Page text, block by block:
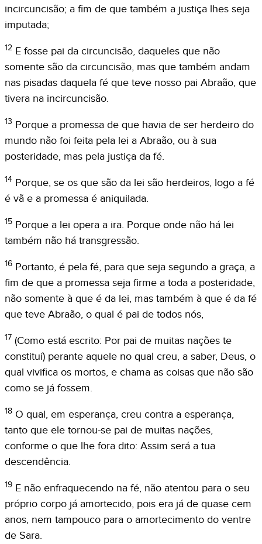
incircuncisão; a fim de que também a justiça lhes seja
imputada;
12 E fosse pai da circuncisão, daqueles que não
somente são da circuncisão, mas que também andam
nas pisadas daquela fé que teve nosso pai Abraão, que
tivera na incircuncisão.
13 Porque a promessa de que havia de ser herdeiro do
mundo não foi feita pela lei a Abraão, ou à sua
posteridade, mas pela justiça da fé.
14 Porque, se os que são da lei são herdeiros, logo a fé
é vã e a promessa é aniquilada.
15 Porque a lei opera a ira. Porque onde não há lei
também não há transgressão.
16 Portanto, é pela fé, para que seja segundo a graça, a
fim de que a promessa seja firme a toda a posteridade,
não somente à que é da lei, mas também à que é da fé
que teve Abraão, o qual é pai de todos nós,
17 (Como está escrito: Por pai de muitas nações te
constituí) perante aquele no qual creu, a saber, Deus, o
qual vivifica os mortos, e chama as coisas que não são
como se já fossem.
18 O qual, em esperança, creu contra a esperança,
tanto que ele tornou-se pai de muitas nações,
conforme o que lhe fora dito: Assim será a tua
descendência.
19 E não enfraquecendo na fé, não atentou para o seu
próprio corpo já amortecido, pois era já de quase cem
anos, nem tampouco para o amortecimento do ventre
de Sara.